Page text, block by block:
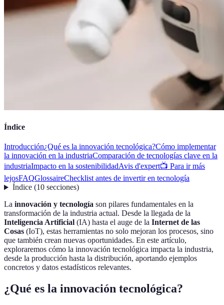
Índice
Introducción¿Qué es la innovación tecnológica?Cómo implementar
la innovación en la industriaComparación de tecnologías clave en la
industriaImpacto en la sostenibilidadAvis d'expert📺 Para ir más
lejosFAQGlossaireChecklist antes de invertir en tecnología
Índice(10 secciones)
La innovación y tecnología son pilares fundamentales en la
transformación de la industria actual. Desde la llegada de la
Inteligencia Artificial (IA) hasta el auge de la Internet de las
Cosas (IoT), estas herramientas no solo mejoran los procesos, sino
que también crean nuevas oportunidades. En este artículo,
exploraremos cómo la innovación tecnológica impacta la industria,
desde la producción hasta la distribución, aportando ejemplos
concretos y datos estadísticos relevantes.
¿Qué es la innovación tecnológica?